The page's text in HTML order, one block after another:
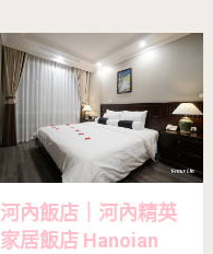
河內飯店｜河內精英
家居飯店 Hanoian